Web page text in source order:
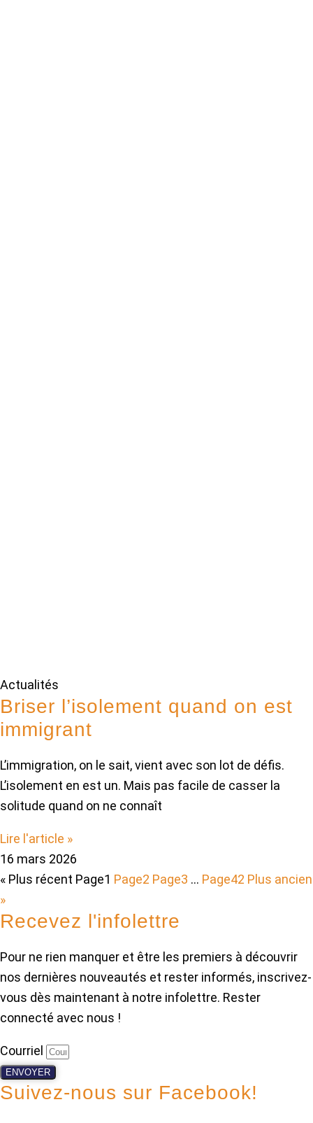
Actualités
Briser l’isolement quand on est
immigrant
L’immigration, on le sait, vient avec son lot de défis.
L’isolement en est un. Mais pas facile de casser la
solitude quand on ne connaît
Lire l'article »
16 mars 2026
« Plus récent Page1 Page2 Page3 … Page42 Plus ancien
»
Recevez l'infolettre
Pour ne rien manquer et être les premiers à découvrir
nos dernières nouveautés et rester informés, inscrivez-
vous dès maintenant à notre infolettre. Rester
connecté avec nous !
Courriel
ENVOYER
Suivez-nous sur Facebook!